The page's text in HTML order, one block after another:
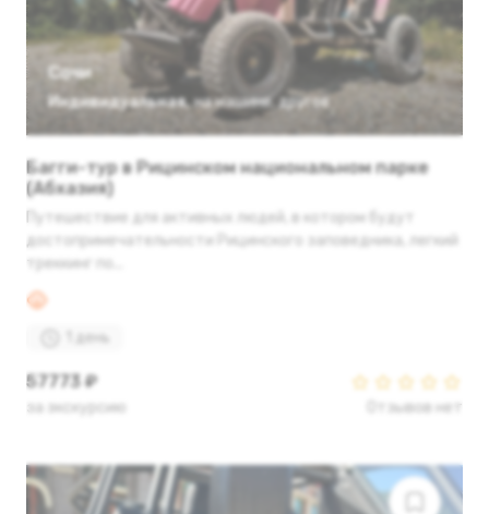
Сочи
Индивидуальная, на машине другое
Багги-тур в Рицинском национальном парке
(Абхазия)
Путешествие для активных людей, в котором будут
достопримечательности Рицинского заповедника, легкий
треккинг по...
1 день
57773 ₽
за экскурсию Отзывов нет